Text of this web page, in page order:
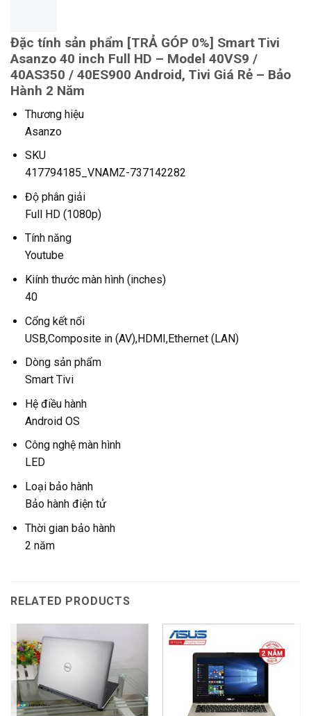
Đặc tính sản phẩm [TRẢ GÓP 0%] Smart Tivi
Asanzo 40 inch Full HD – Model 40VS9 /
40AS350 / 40ES900 Android, Tivi Giá Rẻ – Bảo
Hành 2 Năm
Thương hiệu
Asanzo
SKU
417794185_VNAMZ-737142282
Độ phân giải
Full HD (1080p)
Tính năng
Youtube
Kiính thước màn hình (inches)
40
Cổng kết nổi
USB,Composite in (AV),HDMI,Ethernet (LAN)
Dòng sản phẩm
Smart Tivi
Hệ điều hành
Android OS
Công nghệ màn hình
LED
Loại bảo hành
Bảo hành điện tử
Thời gian bảo hành
2 năm
RELATED PRODUCTS